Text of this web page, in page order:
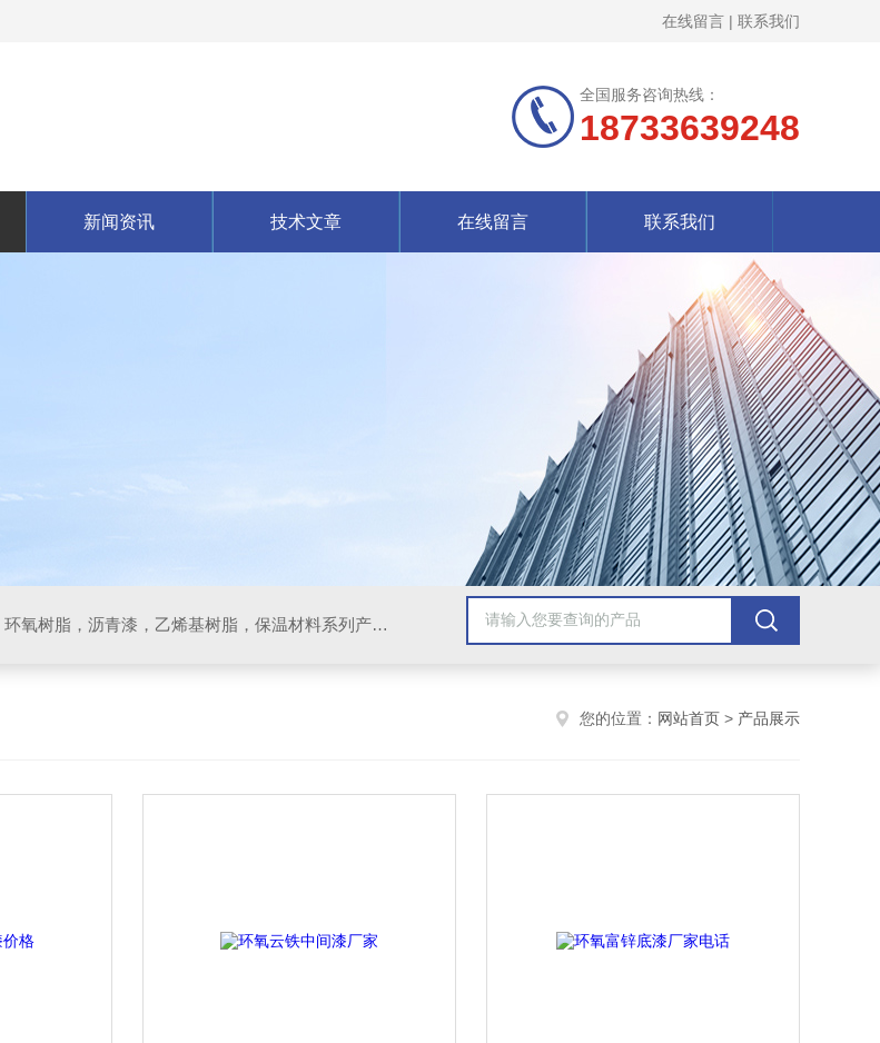
在线留言 | 联系我们
全国服务咨询热线：
18733639248
新闻资讯 技术文章 在线留言 联系我们
防腐材料，玻璃鳞片胶泥，玻璃鳞片涂料，环氧树脂，沥青漆，乙烯基树脂，保温材料系列产品。
您的位置： 网站首页 > 产品展示